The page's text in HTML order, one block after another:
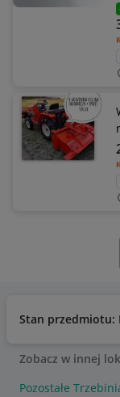
Stan przedmiotu:
Zobacz w innej
Pozostałe